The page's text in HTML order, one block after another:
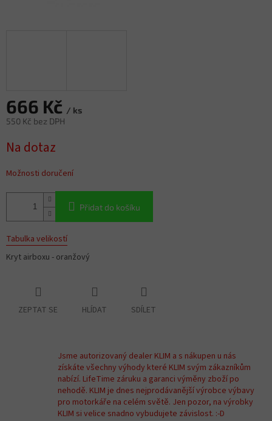
666 Kč / ks
550 Kč bez DPH
cena:
Na dotaz
Možnosti doručení
Přidat do košíku
Tabulka velikostí
Kryt airboxu - oranžový
ZEPTAT SE HLÍDAT SDÍLET
Jsme autorizovaný dealer KLIM a s nákupen u nás
získáte všechny výhody které KLIM svým zákazníkům
nabízí. LifeTime záruku a garanci výměny zboží po
nehodě. KLIM je dnes nejprodávanější výrobce výbavy
pro motorkáře na celém světě. Jen pozor, na výrobky
KLIM si velice snadno vybudujete závislost. :-D